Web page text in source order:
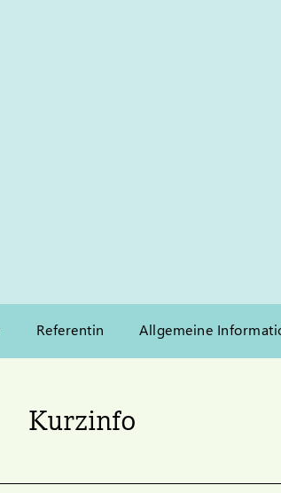
Referentin Allgemeine
Kurzinfo